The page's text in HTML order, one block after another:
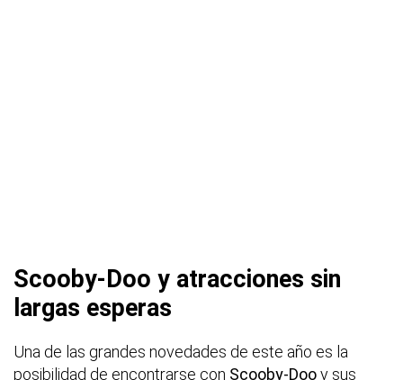
Scooby-Doo y atracciones sin
largas esperas
Una de las grandes novedades de este año es la
posibilidad de encontrarse con Scooby-Dooy sus